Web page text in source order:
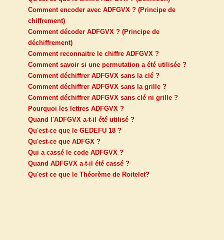
Comment encoder avec ADFGVX ? (Principe de
chiffrement)
Comment décoder ADFGVX ? (Principe de
déchiffrement)
Comment reconnaitre le chiffre ADFGVX ?
Comment savoir si une permutation a été utilisée ?
Comment déchiffrer ADFGVX sans la clé ?
Comment déchiffrer ADFGVX sans la grille ?
Comment déchiffrer ADFGVX sans clé ni grille ?
Pourquoi les lettres ADFGVX ?
Quand l'ADFGVX a-t-il été utilisé ?
Qu'est-ce que le GEDEFU 18 ?
Qu'est-ce que ADFGX ?
Qui a cassé le code ADFGVX ?
Quand ADFGVX a-t-il été cassé ?
Qu'est ce que le Théorème de Roitelet?